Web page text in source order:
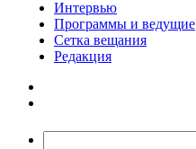
Интервью
Программы и ведущие
Сетка вещания
Редакция